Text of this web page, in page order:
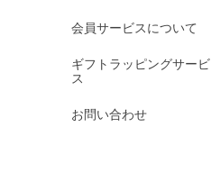
会員サービスについて
ギフトラッピングサービ
ス
お問い合わせ